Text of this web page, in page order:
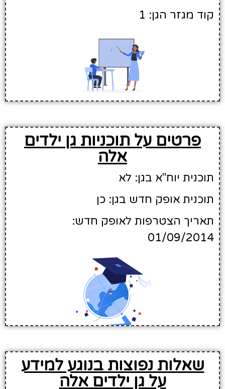
קוד מגזר הגן: 1
פרטים על תוכניות גן ילדים
אלה
תוכנית יוח"א בגן: לא
תוכנית אופק חדש בגן: כן
תאריך הצטרפות לאופק חדש:
01/09/2014
שאלות נפוצות בנוגע למידע
על גן ילדים אלה